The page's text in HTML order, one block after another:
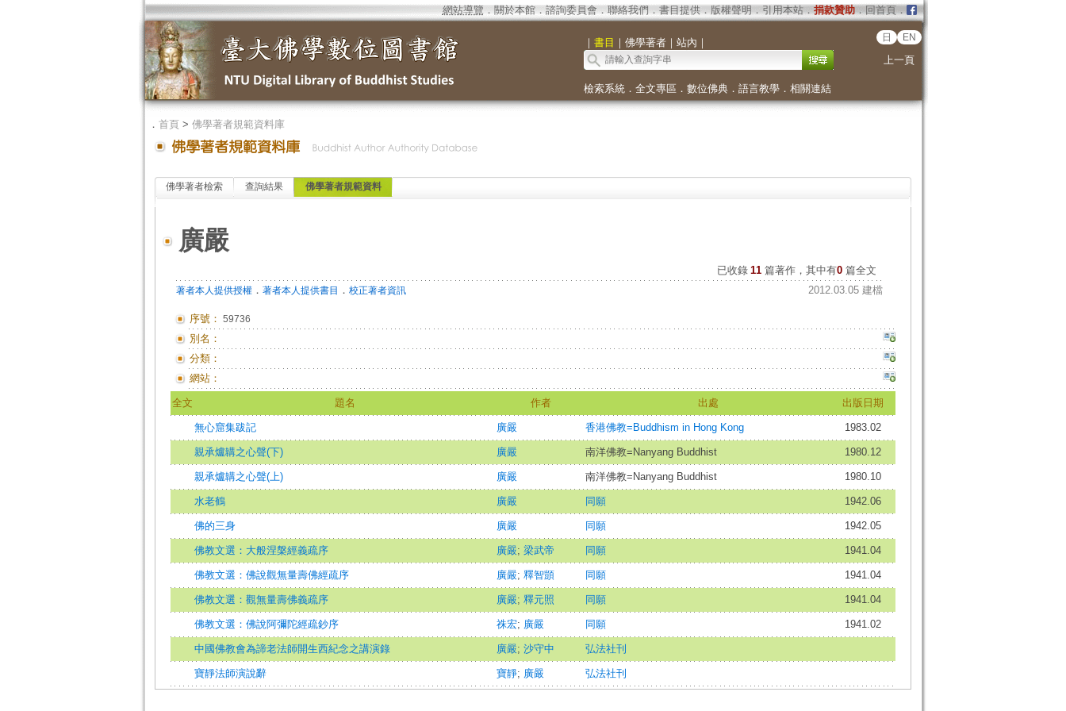
網站導覽 ． 關於本館． 諮詢委員會． 聯絡我們 ． 書目提供． 版權聲明 ． 引用本站． 捐款贊助．回首頁．
｜ 書目 ｜ 佛學著者｜ 站內 ｜ 日 EN
上一頁
檢索系統． 全文專區 ． 數位佛典． 語言教學． 相關連結
． 首頁> 佛學著者規範資料庫
佛學著者檢索 查詢結果 佛學著者規範資料
廣嚴
已收錄 11 篇著作，其中有0篇全文
著者本人提供授權． 著者本人提供書目 ． 校正著者資訊 2012.03.05 建檔
序號： 59736
別名：
分類：
網站：
全文 題名 作者 出處 出版日期
無心窟集跋記 廣嚴 香港佛教=Buddhism in Hong Kong 1983.02
親承爐韝之心聲(下) 廣嚴 南洋佛教=Nanyang Buddhist 1980.12
親承爐韝之心聲(上) 廣嚴 南洋佛教=Nanyang Buddhist 1980.10
水老鶴 廣嚴 同願 1942.06
佛的三身 廣嚴 同願 1942.05
佛教文選：大般涅槃經義疏序 廣嚴; 梁武帝 同願 1941.04
佛教文選：佛說觀無量壽佛經疏序 廣嚴; 釋智顗 同願 1941.04
佛教文選：觀無量壽佛義疏序 廣嚴; 釋元照 同願 1941.04
佛教文選：佛說阿彌陀經疏鈔序 祩宏; 廣嚴 同願 1941.02
中國佛教會為諦老法師開生西紀念之講演錄 廣嚴; 沙守中 弘法社刊
寶靜法師演說辭 寶靜; 廣嚴 弘法社刊